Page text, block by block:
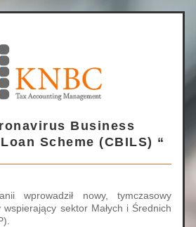
Business
Scheme (CBILS) “
wprowadził nowy, tymczasowy
sektor Małych i Średnich